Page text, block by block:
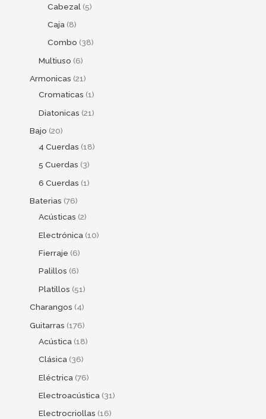
Cabezal 5
Caja 8
Combo 38
Multiuso 6
Armonicas 21
Cromaticas 1
Diatonicas 21
Bajo 20
4 Cuerdas 18
5 Cuerdas 3
6 Cuerdas 1
Baterias 76
Acústicas 2
Electrónica 10
Fierraje 6
Palillos 6
Platillos 51
Charangos 4
Guitarras 176
Acústica 18
Clásica 36
Eléctrica 76
Electroacústica 31
Electrocriollas 16